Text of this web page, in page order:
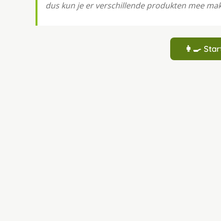
dus kun je er verschillende produkten mee
👩‍🍳